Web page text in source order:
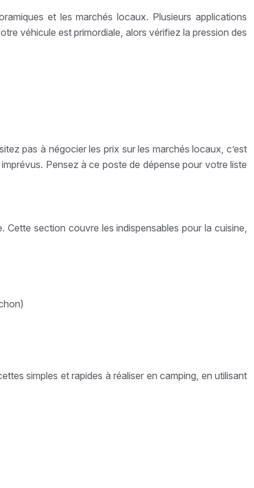
et les marchés locaux. Plusieurs applications
véhicule est primordiale, alors vérifiez la pression des
pas à négocier les prix sur les marchés locaux, c’est
Pensez à ce poste de dépense pour votre liste
Cette section couvre les indispensables pour la cuisine,
simples et rapides à réaliser en camping, en utilisant